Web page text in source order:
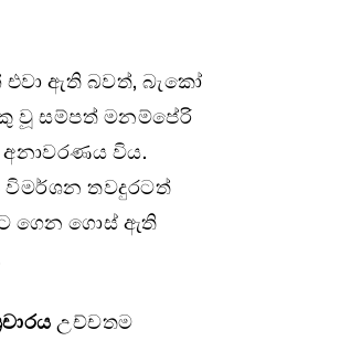
ඇති බවත්, බැකෝ
වූ සම්පත් මනම්පේරි
විය.
තවදුරටත්
ගෙන ගොස් ඇති
උච්චතම